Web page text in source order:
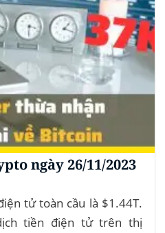
ngày 26/11/2023
tử toàn cầu là $1.44T.
tiền điện tử trên thị